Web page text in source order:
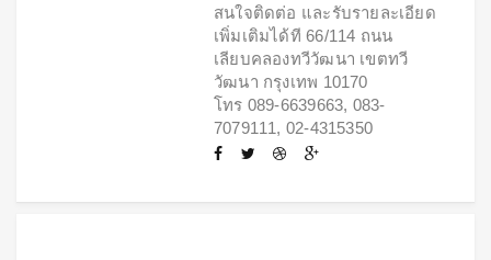
สนใจติดต่อ และรับรายละเอียด
เพิ่มเติมได้ที 66/114 ถนน
เลียบคลองทวีวัฒนา เขตทวี
วัฒนา กรุงเทพ 10170
โทร 089-6639663, 083-
7079111, 02-4315350